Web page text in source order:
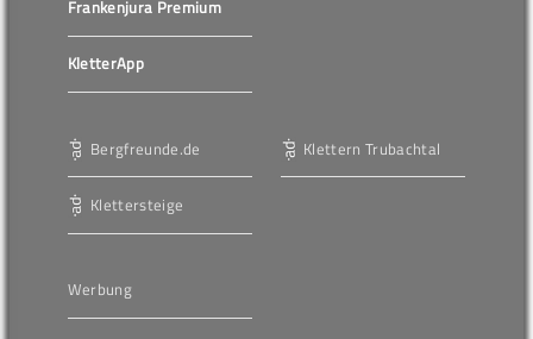
Frankenjura Premium
KletterApp
Bergfreunde.de
Klettersteige
Klettern Trubachtal
Werbung